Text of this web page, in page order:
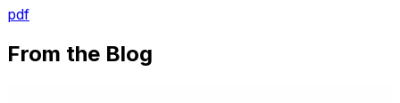
pdf
From the Blog